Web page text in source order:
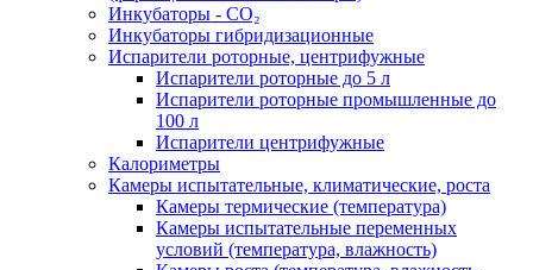
Инкубаторы - CO₂
Инкубаторы гибридизационные
Испарители роторные, центрифужные
Испарители роторные до 5 л
Испарители роторные промышленные до
100 л
Испарители центрифужные
Калориметры
Камеры испытательные, климатические, роста
Камеры термические (температура)
Камеры испытательные переменных
условий (температура, влажность)